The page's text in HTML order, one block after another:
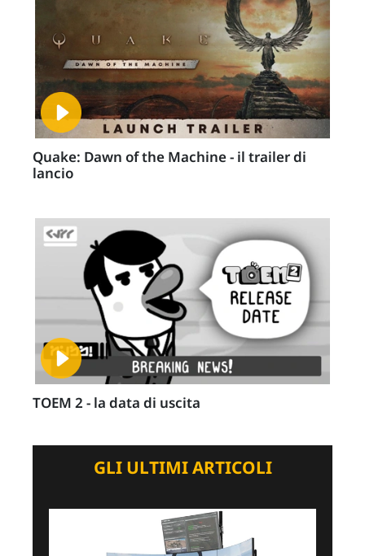
Quake: Dawn of the Machine - il trailer di
lancio
TOEM 2 - la data di uscita
GLI ULTIMI ARTICOLI